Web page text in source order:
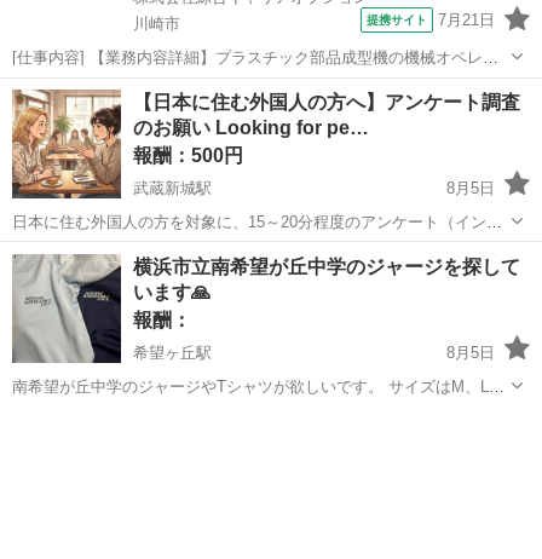
川崎市
提携サイト 7月21日
[仕事内容] 【業務内容詳細】プラスチック部品成型機の機械オペレー
タ(1)紙袋に入った原料(ペレット)の機械投入(2)完成品の運搬、 倉庫格
納(3)成型機への金型セット(4)原料の受入、 棚入れ重量物:金型は20kg
程度、 ...
神奈川 川崎市 工場
【日本に住む外国人の方へ】アンケート調査
のお願い Looking for pe…
報酬：500円
武蔵新城駅
8月5日
日本に住む外国人の方を対象に、15～20分程度のアンケート（インタ
ビュー形式）にご協力いただける方を募集しています。 【募集内容】
- 対象：現在、日本に住んでいる外国籍の方 - 内容：対面でのアンケー
ト・インタビュー -...
神奈川 川崎市 武蔵新城駅 手伝って/助けて 外国人
横浜市立南希望が丘中学のジャージを探して
います🙏
報酬：
希望ヶ丘駅
8月5日
南希望が丘中学のジャージやTシャツが欲しいです。 サイズはM、Lを